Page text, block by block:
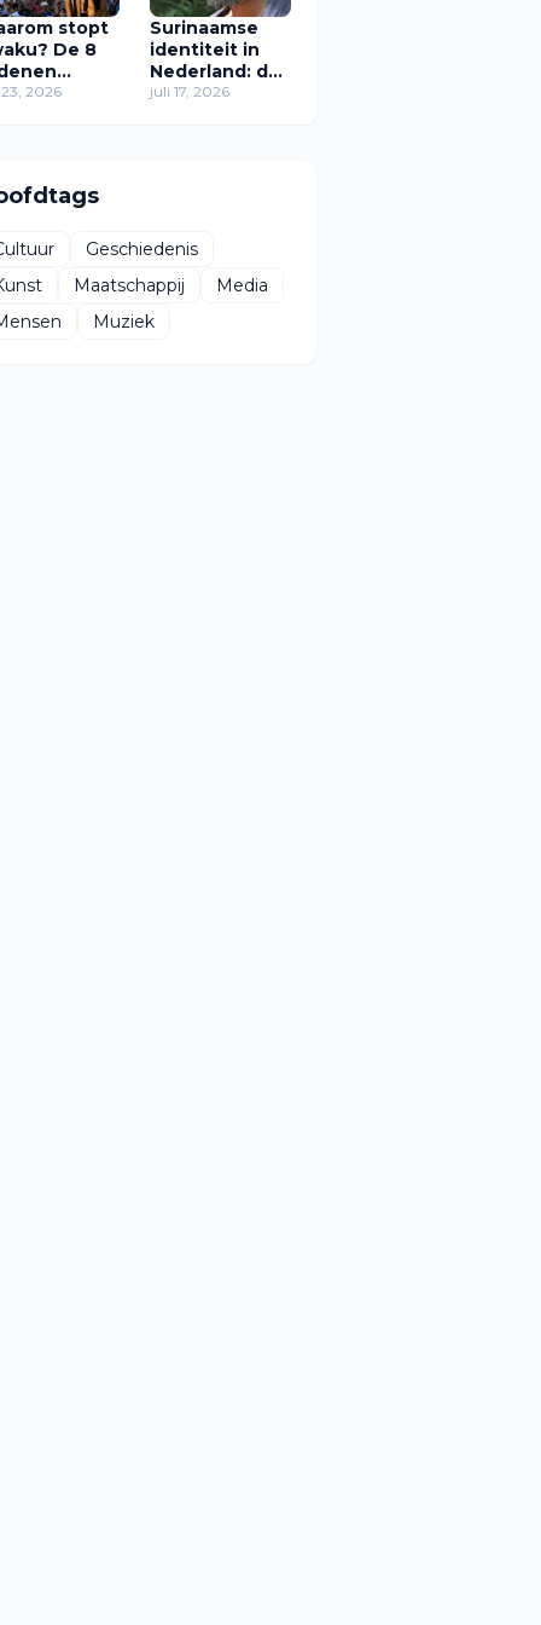
stopt
De 8
het
2026
Surinaamse
identiteit in
Nederland: de
zoektocht van
juli 17, 2026
Geschiedenis
Maatschappij
Media
Muziek